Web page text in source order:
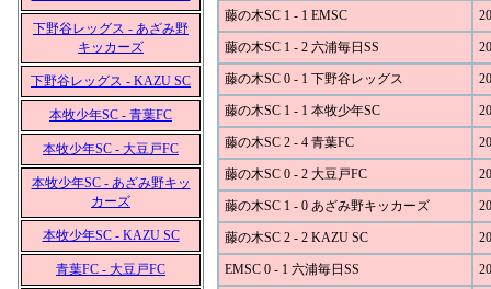
下野谷レッグス - あざみ野
キッカーズ
下野谷レッグス - KAZU SC
本牧少年SC - 青葉FC
本牧少年SC - 大豆戸FC
本牧少年SC - あざみ野キッ
カーズ
本牧少年SC - KAZU SC
青葉FC - 大豆戸FC
藤の木SC 1 - 1 EMSC
藤の木SC 1 - 2 六浦毎日SS
藤の木SC 0 - 1 下野谷レッグス
藤の木SC 1 - 1 本牧少年SC
藤の木SC 2 - 4 青葉FC
藤の木SC 0 - 2 大豆戸FC
藤の木SC 1 - 0 あざみ野キッカーズ
藤の木SC 2 - 2 KAZU SC
EMSC 0 - 1 六浦毎日SS